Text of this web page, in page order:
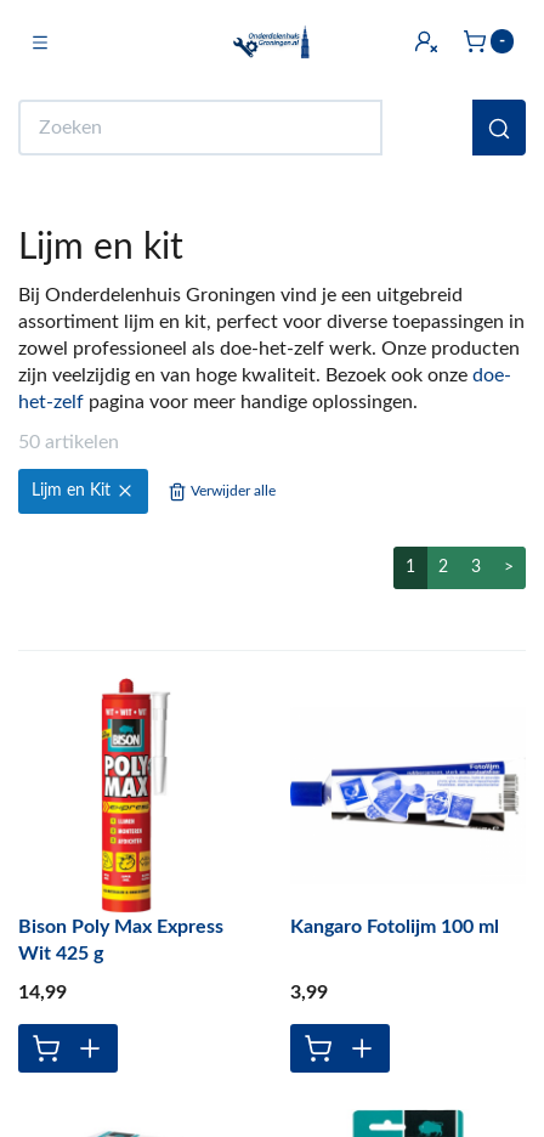
(Doe het zelf)
(Huishouden en Wonen)
(Sanitair)
(Keuken)
(Fiets)
(Auto)
(Witgoed Onderdelen)
Toggle navigation -
Lijm en kit
Bij Onderdelenhuis Groningen vind je een uitgebreid
assortiment lijm en kit, perfect voor diverse toepassingen in
zowel professioneel als doe-het-zelf werk. Onze producten
zijn veelzijdig en van hoge kwaliteit. Bezoek ook onze doe-
het-zelf pagina voor meer handige oplossingen.
50 artikelen
Lijm en Kit Verwijder alle
1 2 3 >
Bison Poly Max Express
Wit 425 g
14,99
Kangaro Fotolijm 100 ml
3,99